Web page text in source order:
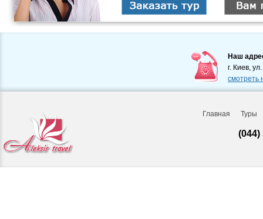
Наш
г. Киев,
смотреть
Главная Туры
(044)